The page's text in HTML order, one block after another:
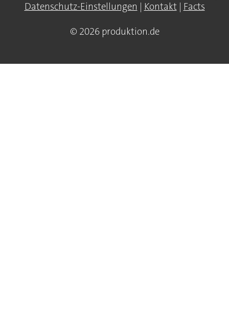
Datenschutz-Einstellungen | Kontakt| Facts
© 2026 produktion.de